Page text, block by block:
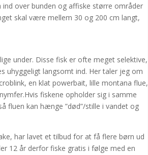
over bunden og affiske større områder
skal være mellem 30 og 200 cm langt,
under. Disse fisk er ofte meget selektive,
uhyggeligt langsomt ind. Her taler jeg om
en klat powerbait, lille montana flue,
fiskene opholder sig i samme
fluen kan hænge ”død”/stille i vandet og
har lavet et tilbud for at få flere børn ud
12 år derfor fiske gratis i følge med en